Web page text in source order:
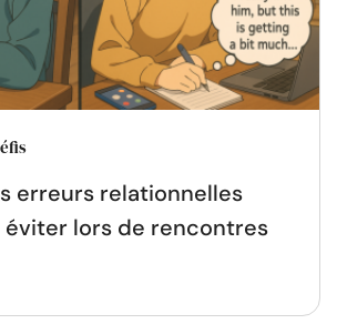
erreurs relationnelles
éviter lors de rencontres